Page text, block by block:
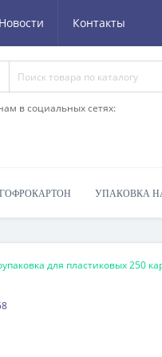
Новости Контакты
в социальных сетях:
ГОФРОКАРТОН УПАКОВКА
для пластиковых 250